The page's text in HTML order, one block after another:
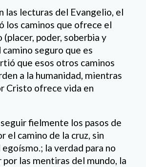
las lecturas del Evangelio, el
los caminos que ofrece el
(placer, poder, soberbia y
seguro que es
que esos otros caminos
a la humanidad, mientras
Cristo ofrece vida en
fielmente los pasos de
el camino de la cruz, sin
la verdad para no
por las mentiras del mundo, la